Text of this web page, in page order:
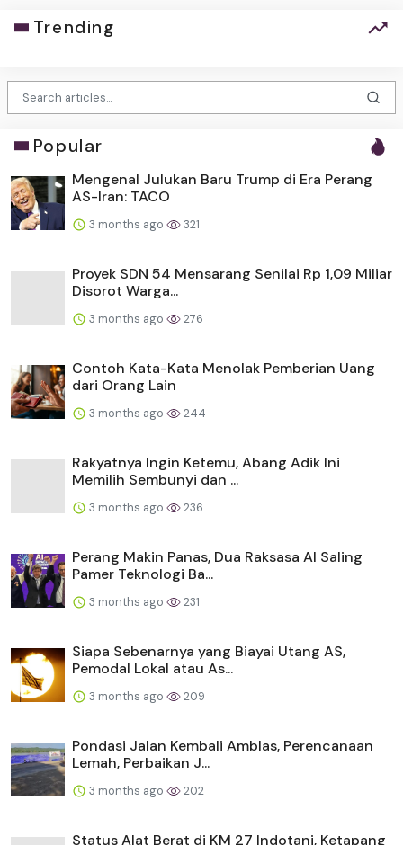
Trending
Popular
Mengenal Julukan Baru Trump di Era Perang
AS-Iran: TACO
3 months ago 321
Proyek SDN 54 Mensarang Senilai Rp 1,09 Miliar
Disorot Warga...
3 months ago 276
Contoh Kata-Kata Menolak Pemberian Uang
dari Orang Lain
3 months ago 244
Rakyatnya Ingin Ketemu, Abang Adik Ini
Memilih Sembunyi dan ...
3 months ago 236
Perang Makin Panas, Dua Raksasa AI Saling
Pamer Teknologi Ba...
3 months ago 231
Siapa Sebenarnya yang Biayai Utang AS,
Pemodal Lokal atau As...
3 months ago 209
Pondasi Jalan Kembali Amblas, Perencanaan
Lemah, Perbaikan J...
3 months ago 202
Status Alat Berat di KM 27 Indotani, Ketapang